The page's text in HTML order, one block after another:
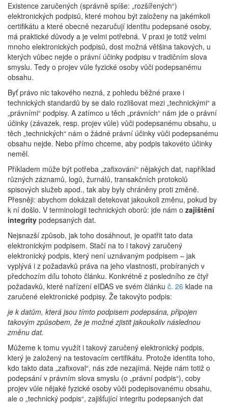
Existence zaručených (správně spíše: „rozšířených“)
elektronických podpisů, které mohou být založeny na jakémkoli
certifikátu a které obecně nezaručují identitu podepsané osoby,
má praktické důvody a je velmi potřebná. V praxi je totiž velmi
mnoho elektronických podpisů, dost možná většina takových, u
kterých vůbec nejde o právní účinky podpisu v tradičním slova
smyslu. Tedy o projev vůle fyzické osoby vůči podepsanému
obsahu.
Byť právo nic takového nezná, z pohledu běžné praxe i
technických standardů by se dalo rozlišovat mezi „technickými“ a
„právními“ podpisy. A zatímco u těch „právních“ nám jde o právní
účinky (závazek, resp. projev vůle) vůči podepsanému obsahu, u
těch „technických“ nám o žádné právní účinky vůči podepsanému
obsahu nejde. Nebo přímo chceme, aby podpis takovéto účinky
neměl.
Příkladem může být potřeba „zafixování“ nějakých dat, například
různých záznamů, logů, žurnálů, transakčních protokolů
spisových služeb apod., tak aby byly chráněny proti změně.
Přesněji: abychom dokázali detekovat jakoukoli změnu, pokud by
k ní došlo. V terminologii technických oborů: jde nám o zajištění
integrity podepsaných dat.
Nejsnazší způsob, jak toho dosáhnout, je opatřit tato data
elektronickým podpisem. Stačí na to i takový zaručený
elektronický podpis, který není uznávaným podpisem – jak
vyplývá i z požadavků práva na jeho vlastnosti, probíraných v
předchozím dílu tohoto článku. Konkrétně z posledního ze čtyř
požadavků, které nařízení eIDAS ve svém článku č. 26 klade na
zaručené elektronické podpisy. Že takovýto podpis:
je k datům, která jsou tímto podpisem podepsána, připojen
takovým způsobem, že je možné zjistit jakoukoliv následnou
změnu dat.
Můžeme k tomu využít i takový zaručený elektronický podpis,
který je založený na testovacím certifikátu. Protože identita toho,
kdo takto data „zafixoval“, nás zde nezajímá. Nejde nám totiž o
podepsání v právním slova smyslu (o „právní podpis“), coby
projev vůle nějaké fyzické osoby vůči podepisovanému obsahu,
ale o „technický podpis“, zajišťující integritu podepsaných dat